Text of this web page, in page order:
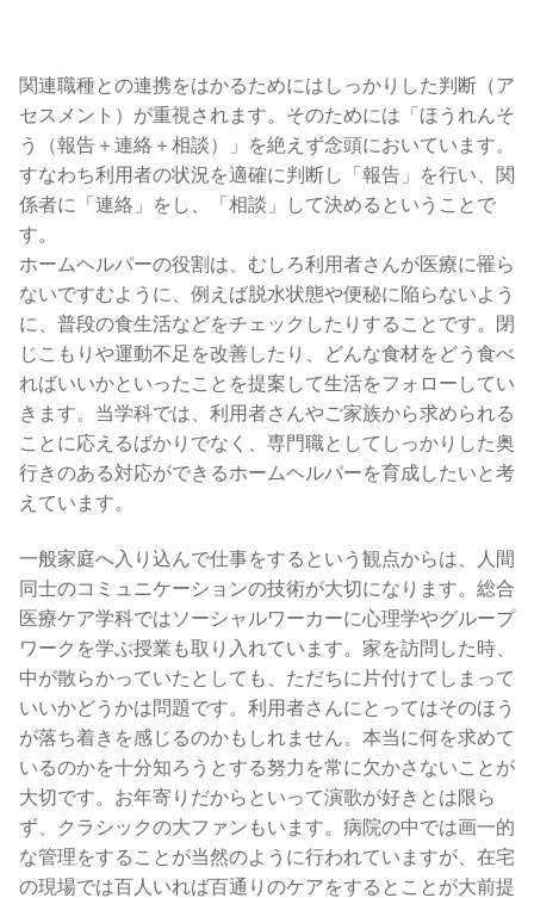
関連職種との連携をはかるためにはしっかりした判断（ア
セスメント）が重視されます。そのためには「ほうれんそ
う（報告＋連絡＋相談）」を絶えず念頭においています。
すなわち利用者の状況を適確に判断し「報告」を行い、関
係者に「連絡」をし、「相談」して決めるということで
す。
ホームヘルパーの役割は、むしろ利用者さんが医療に罹ら
ないですむように、例えば脱水状態や便秘に陥らないよう
に、普段の食生活などをチェックしたりすることです。閉
じこもりや運動不足を改善したり、どんな食材をどう食べ
ればいいかといったことを提案して生活をフォローしてい
きます。当学科では、利用者さんやご家族から求められる
ことに応えるばかりでなく、専門職としてしっかりした奥
行きのある対応ができるホームヘルパーを育成したいと考
えています。
一般家庭へ入り込んで仕事をするという観点からは、人間
同士のコミュニケーションの技術が大切になります。総合
医療ケア学科ではソーシャルワーカーに心理学やグループ
ワークを学ぶ授業も取り入れています。家を訪問した時、
中が散らかっていたとしても、ただちに片付けてしまって
いいかどうかは問題です。利用者さんにとってはそのほう
が落ち着きを感じるのかもしれません。本当に何を求めて
いるのかを十分知ろうとする努力を常に欠かさないことが
大切です。お年寄りだからといって演歌が好きとは限ら
ず、クラシックの大ファンもいます。病院の中では画一的
な管理をすることが当然のように行われていますが、在宅
の現場では百人いれば百通りのケアをするとことが大前提